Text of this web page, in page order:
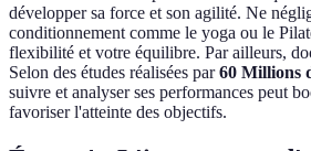
développer sa force et son agilité. Ne
conditionnement comme le yoga ou le
flexibilité et votre équilibre. Par ailleurs,
Selon des études réalisées par60 Millions
suivre et analyser ses performances peut
favoriser l'atteinte des objectifs.